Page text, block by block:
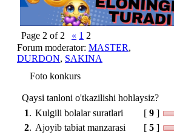
Page 2 of 2 « 1 2
Forum moderator: MASTER,
DURDON, SAKINA
Foto konkurs
Qaysi tanloni o'tkazilishi hohlaysiz?
1. Kulgili bolalar suratlari [ 9 ]
2. Ajoyib tabiat manzarasi [ 5 ]